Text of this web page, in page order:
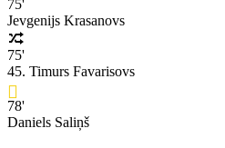
75'
Jevgenijs Krasanovs
75'
45. Timurs Favarisovs
78'
Daniels Saliņš